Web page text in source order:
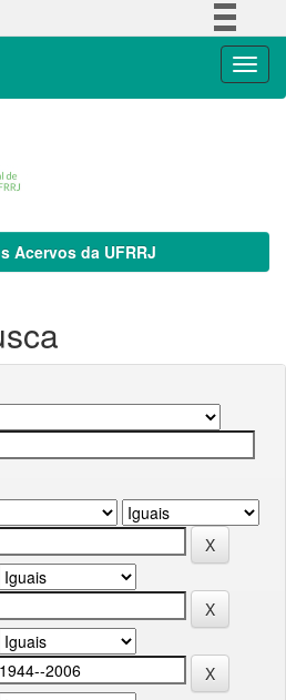
Acervos da UFRRJ